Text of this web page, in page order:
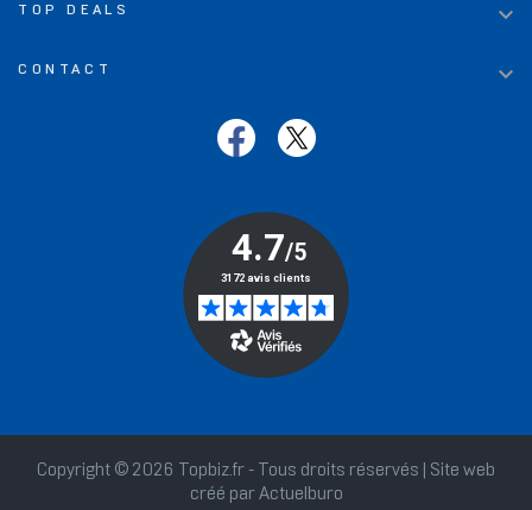
TOP DEALS 
CONTACT 
Copyright © 2026 Topbiz.fr - Tous droits réservés | Site web
créé par Actuelburo